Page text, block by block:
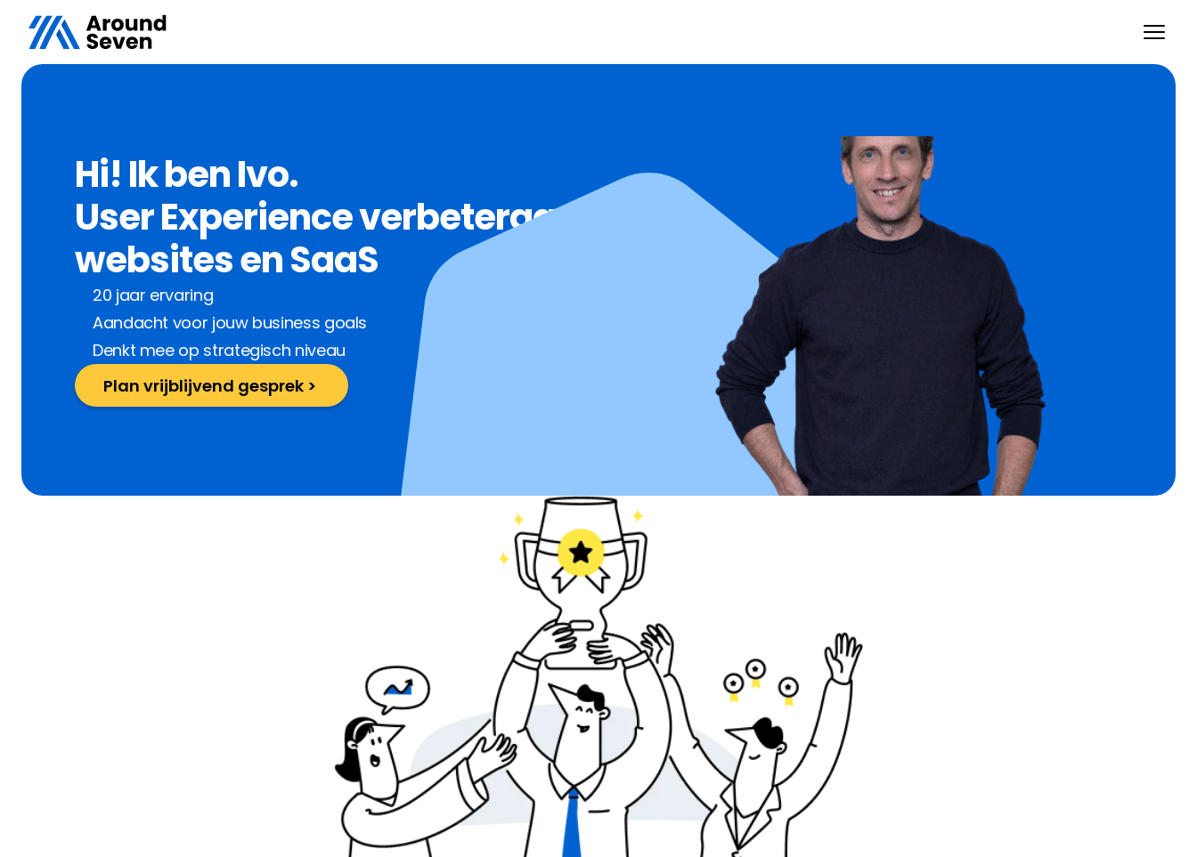
Hi! Ik ben Ivo.
User Experience verbeteraar voor
websites en SaaS
20 jaar ervaring
Aandacht voor jouw business goals
Denkt mee op strategisch niveau
Plan vrijblijvend gesprek >